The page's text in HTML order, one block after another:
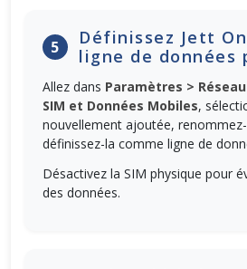
5
Définissez Jett
ligne de données
Allez dans Paramètres >
SIM et Données Mobiles,
nouvellement ajoutée,
définissez-la comme ligne de
Désactivez la SIM physique pour
des données.